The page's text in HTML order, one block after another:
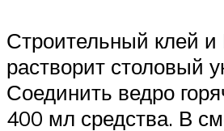
Строительный клей
растворит столовый
Соединить ведро
400 мл средства. В